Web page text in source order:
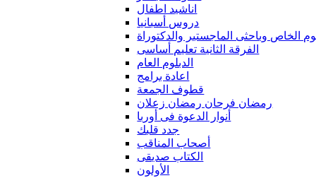
اناشيد اطفال
دروس أسبانيا
الخاص وباحثى الماجستير والدكتوراة
الفرقة الثانية تعليم أساسى
الدبلوم العام
اعادة برامج
قطوف الجمعة
رمضان فرحان رمضان زعلان
أنوار الدعوة فى أوربا
جدد قلبك
أصحاب المناقب
الكتاب صديقى
الأولون